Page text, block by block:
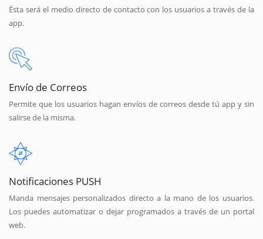
Ésta será el medio directo de contacto con los usuarios a través de la
app.
Envío de Correos
Permite que los usuarios hagan envíos de correos desde tú app y sin
salirse de la misma.
Notificaciones PUSH
Manda mensajes personalizados directo a la mano de los usuarios.
Los puedes automatizar o dejar programados a través de un portal
web.